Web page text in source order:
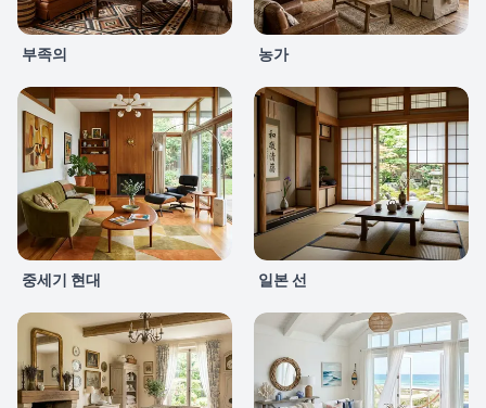
부족의 농가
중세기 현대 일본 선